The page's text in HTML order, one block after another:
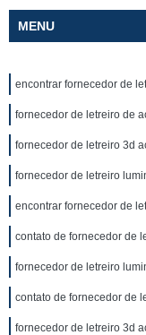
MENU
encontrar fornecedor de
fornecedor de letreiro de
fornecedor de letreiro 3d
fornecedor de letreiro
encontrar fornecedor de
contato de fornecedor de
fornecedor de letreiro
contato de fornecedor de
fornecedor de letreiro 3d